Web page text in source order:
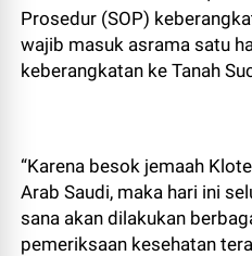
Prosedur (SOP)
wajib masuk asrama satu
keberangkatan ke Tanah
“Karena besok jemaah
Arab Saudi, maka hari ini
sana akan dilakukan
pemeriksaan kesehatan